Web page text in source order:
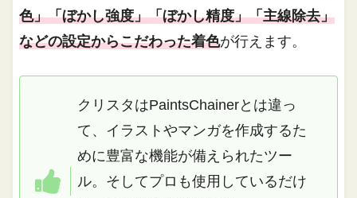
色」「ぼかし強度」「ぼかし精度」「主線除去」
などの設定からこだわった着色が行えます。
クリスタはPaintsChainerとは違っ
て、イラストやマンガを作成するた
めに豊富な機能が備えられたツー
ル。そしてプロも使用しているだけ